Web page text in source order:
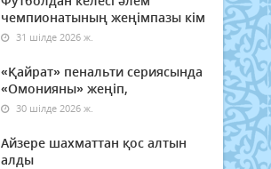
чемпионатының жеңімпазы кім
31 шілде 2026 ж.
«Қайрат» пенальти сериясында
«Омонияны» жеңіп,
30 шілде 2026 ж.
Айзере шахматтан қос алтын
алды